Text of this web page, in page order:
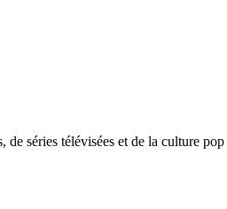
séries télévisées et de la culture